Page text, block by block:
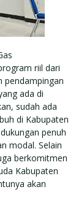
riil dari
pendampingan
ada di
sudah ada
di Kabupaten
penuh
modal. Selain
berkomitmen
Kabupaten
akan